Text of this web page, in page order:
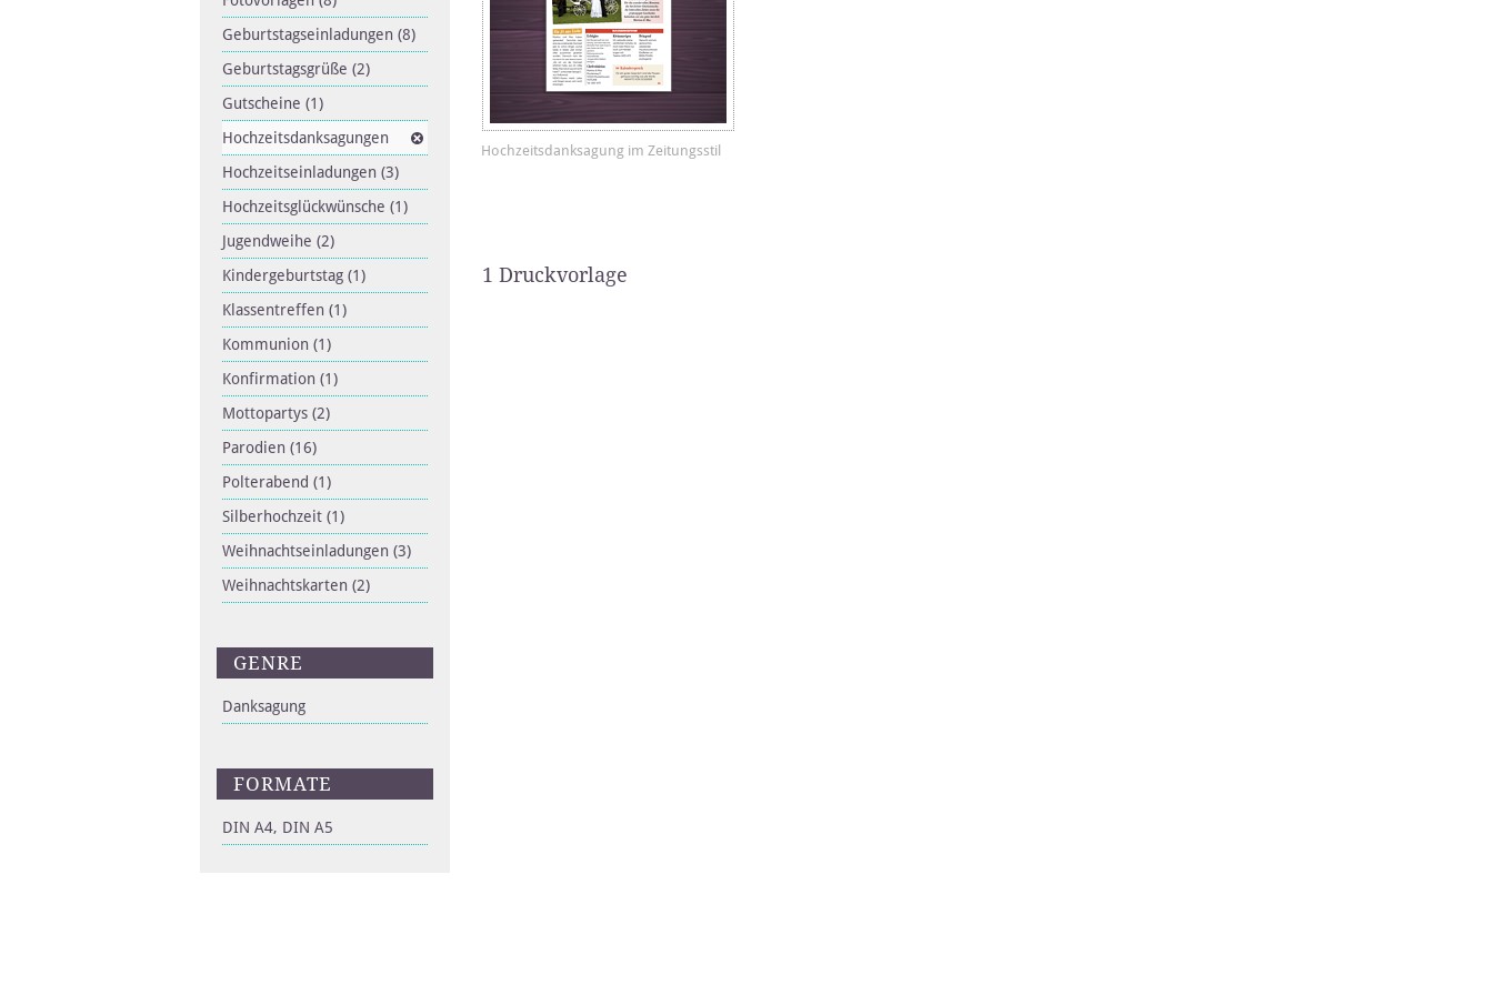
Geburtstagseinladungen (8)
Geburtstagsgrüße (2)
Gutscheine (1)
Hochzeitsdanksagungen
Hochzeitseinladungen (3)
Hochzeitsglückwünsche (1)
Jugendweihe (2)
Kindergeburtstag (1)
Klassentreffen (1)
Kommunion (1)
Konfirmation (1)
Mottopartys (2)
Parodien (16)
Polterabend (1)
Silberhochzeit (1)
Weihnachtseinladungen (3)
Weihnachtskarten (2)
GENRE
Danksagung
FORMATE
DIN A4, DIN A5
Hochzeitsdanksagung im Zeitungsstil
1 Druckvorlage